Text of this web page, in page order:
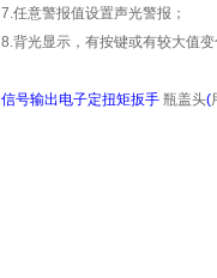
7.任意警报值设置声光警报；
8.背光显示，有按键或有较大值
信号输出电子定扭矩扳手 瓶盖头(